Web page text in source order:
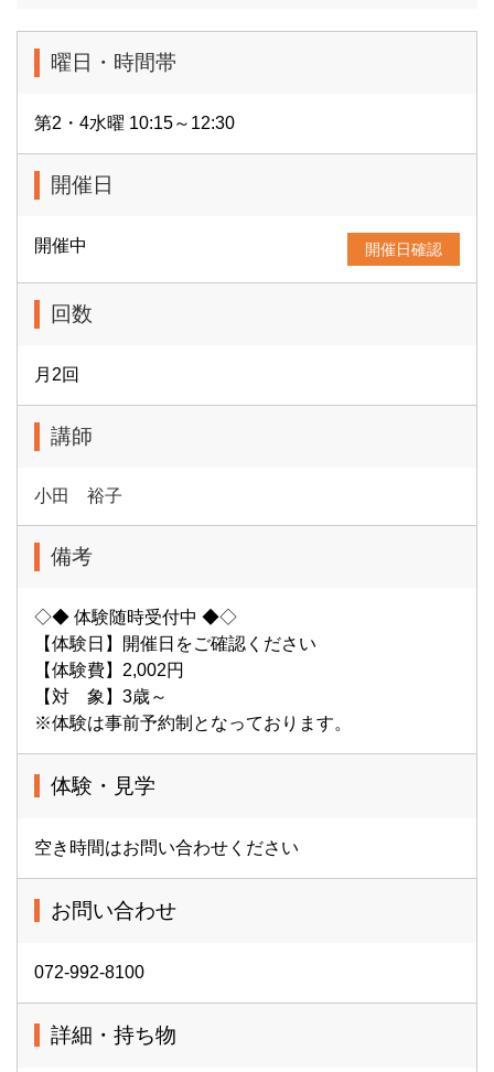
曜日・時間帯
第2・4水曜 10:15～12:30
開催日
開催中 開催日確認
回数
月2回
講師
小田 裕子
備考
◇◆ 体験随時受付中 ◆◇
【体験日】開催日をご確認ください
【体験費】2,002円
【対 象】3歳～
※体験は事前予約制となっております。
体験・見学
空き時間はお問い合わせください
お問い合わせ
072-992-8100
詳細・持ち物